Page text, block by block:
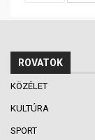
ROVATOK
KÖZÉLET
KULTÚRA
SPORT